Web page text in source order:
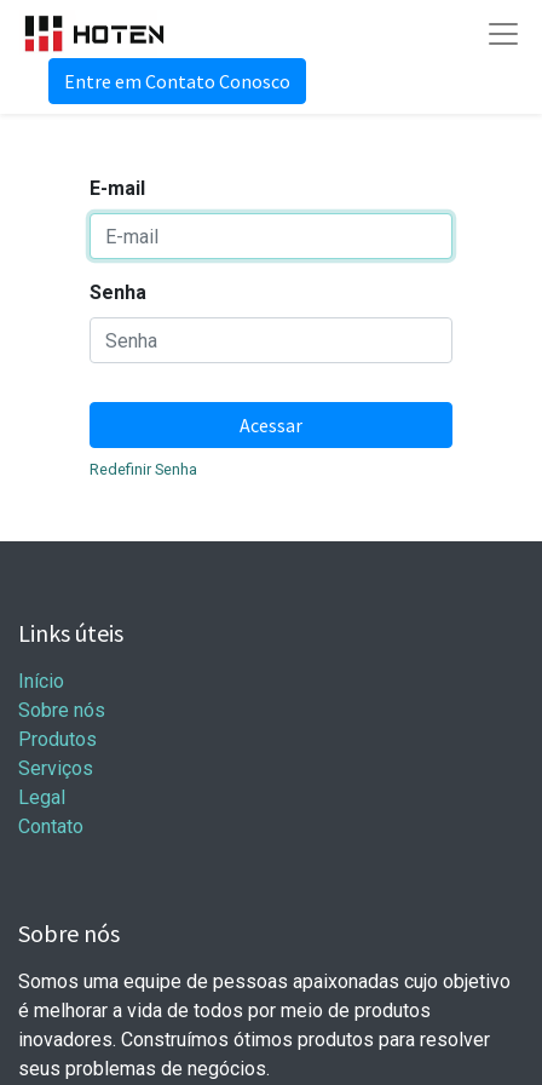
Entre em Contato Conosco
E-mail
Senha
Acessar
Redefinir Senha
Links úteis
Início
Sobre nós
Produtos
Serviços
Legal
Contato
Sobre nós
Somos uma equipe de pessoas apaixonadas cujo objetivo
é melhorar a vida de todos por meio de produtos
inovadores. Construímos ótimos produtos para resolver
seus problemas de negócios.